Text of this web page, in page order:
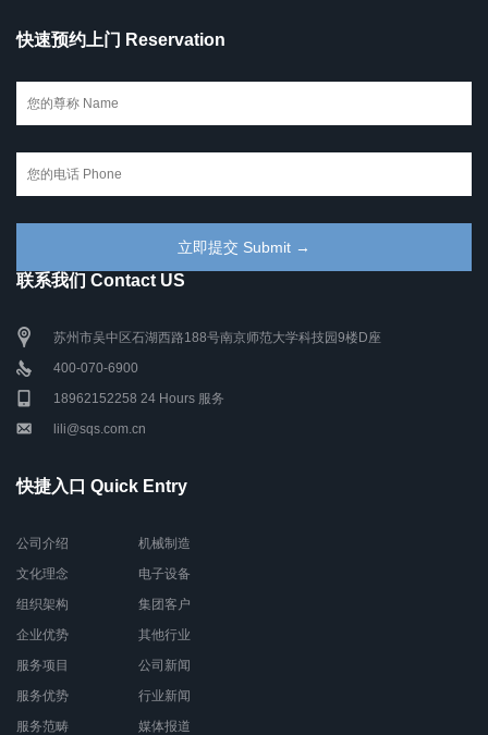
快速预约上门 Reservation
联系我们 Contact US
苏州市吴中区石湖西路188号南京师范大学科技园9楼D座
400-070-6900
18962152258 24 Hours 服务
lili@sqs.com.cn
快捷入口 Quick Entry
公司介绍
文化理念
组织架构
企业优势
服务项目
服务优势
服务范畴
机械制造
电子设备
集团客户
其他行业
公司新闻
行业新闻
媒体报道